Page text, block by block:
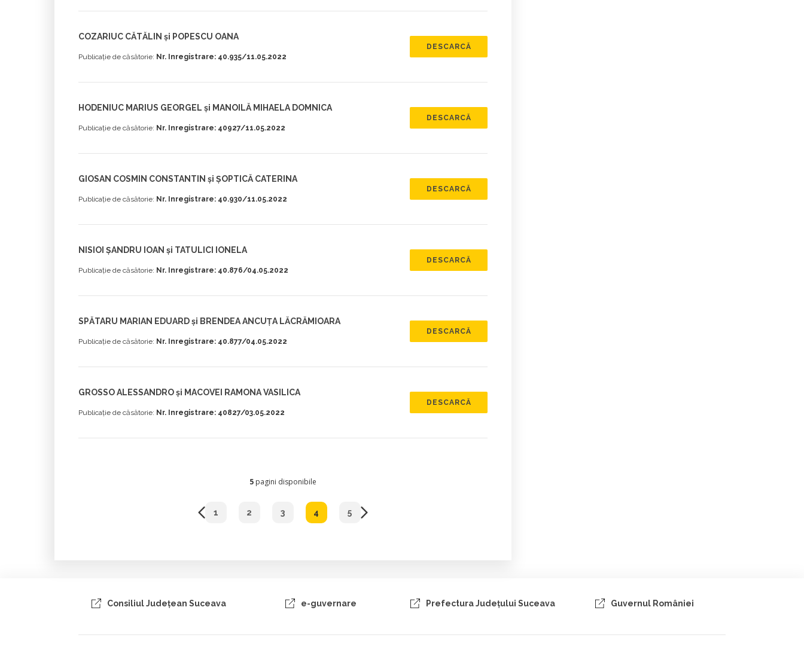
COZARIUC CĂTĂLIN și POPESCU OANA
Publicație de căsătorie: Nr. Inregistrare: 40.935/11.05.2022
DESCARCĂ
HODENIUC MARIUS GEORGEL și MANOILĂ MIHAELA DOMNICA
Publicație de căsătorie: Nr. Inregistrare: 40927/11.05.2022
DESCARCĂ
GIOSAN COSMIN CONSTANTIN și ȘOPTICĂ CATERINA
Publicație de căsătorie: Nr. Inregistrare: 40.930/11.05.2022
DESCARCĂ
NISIOI ȘANDRU IOAN și TATULICI IONELA
Publicație de căsătorie: Nr. Inregistrare: 40.876/04.05.2022
DESCARCĂ
SPĂTARU MARIAN EDUARD și BRENDEA ANCUȚA LĂCRĂMIOARA
Publicație de căsătorie: Nr. Inregistrare: 40.877/04.05.2022
DESCARCĂ
GROSSO ALESSANDRO și MACOVEI RAMONA VASILICA
Publicație de căsătorie: Nr. Inregistrare: 40827/03.05.2022
DESCARCĂ
5pagini disponibile
1 2 3 4 5
Consiliul Judeţean Suceava e-guvernare Prefectura Judeţului Suceava Guvernul României